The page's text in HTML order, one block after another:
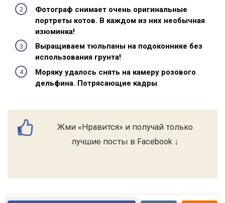
Фотограф снимает очень оригинальные
портреты котов. В каждом из них необычная
изюминка!
Выращиваем тюльпаны на подоконнике без
использования грунта!
Моряку удалось снять на камеру розового
дельфина. Потрясающие кадры
Жми «Нравится» и получай только
лучшие посты в Facebook ↓